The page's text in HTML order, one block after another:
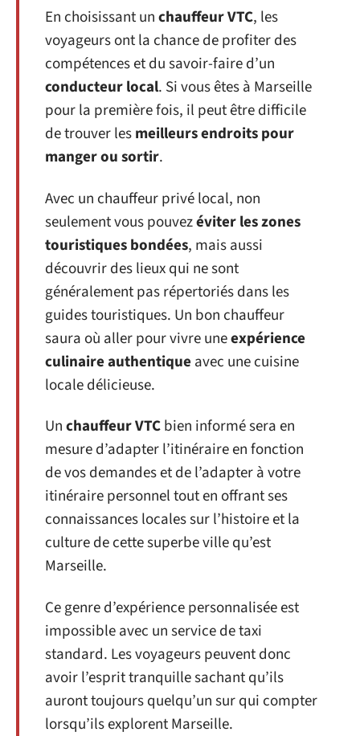
En choisissant unchauffeur VTC, les
voyageurs ont la chance de profiter des
compétences et du savoir-faire d’un
conducteur local. Si vous êtes à Marseille
pour la première fois, il peut être difficile
de trouver lesmeilleurs endroits pour
manger ou sortir.
Avec un chauffeur privé local, non
seulement vous pouvezéviter les zones
touristiques bondées, mais aussi
découvrir des lieux qui ne sont
généralement pas répertoriés dans les
guides touristiques. Un bon chauffeur
saura où aller pour vivre uneexpérience
culinaire authentique avec une cuisine
locale délicieuse.
Unchauffeur VTCbien informé sera en
mesure d’adapter l’itinéraire en fonction
de vos demandes et de l’adapter à votre
itinéraire personnel tout en offrant ses
connaissances locales sur l’histoire et la
culture de cette superbe ville qu’est
Marseille.
Ce genre d’expérience personnalisée est
impossible avec un service de taxi
standard. Les voyageurs peuvent donc
avoir l’esprit tranquille sachant qu’ils
auront toujours quelqu’un sur qui compter
lorsqu’ils explorent Marseille.